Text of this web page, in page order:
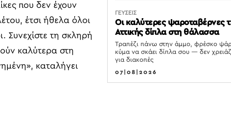
που δεν έχουν
έτσι ήθελα όλοι
Συνεχίστε τη σκληρή
καλύτερα στη
καταλήγει
ΓΕΥΣΕΙΣ
Οι καλύτερες ψαροταβέρνες
Αττικής δίπλα στη θάλασσα
Τραπέζι πάνω στην άμμο, φρέσκο
κύμα να σκάει δίπλα σου — δεν
για διακοπές
07|08|2026